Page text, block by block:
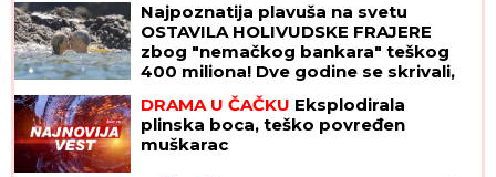
Najpoznatija plavuša na svetu
OSTAVILA HOLIVUDSKE FRAJERE
zbog "nemačkog bankara" teškog
400 miliona! Dve godine se skrivali,
sad su pale maske
DRAMA U ČAČKU Eksplodirala
plinska boca, teško povređen
muškarac